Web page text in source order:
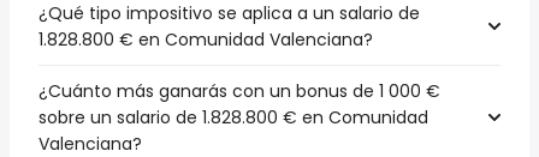
¿Qué tipo impositivo se aplica a un salario de
1.828.800 € en Comunidad Valenciana?
¿Cuánto más ganarás con un bonus de 1 000 €
sobre un salario de 1.828.800 € en Comunidad
Valenciana?